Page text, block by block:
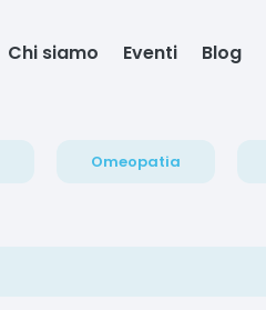
Chi siamo Eventi Blog
Omeopatia